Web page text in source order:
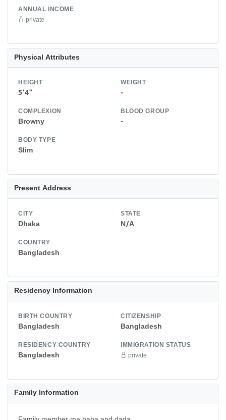
ANNUAL INCOME
private
Physical Attributes
HEIGHT
5'4"
WEIGHT
-
COMPLEXION
Browny
BLOOD GROUP
-
BODY TYPE
Slim
Present Address
CITY
Dhaka
STATE
N/A
COUNTRY
Bangladesh
Residency Information
BIRTH COUNTRY
Bangladesh
CITIZENSHIP
Bangladesh
RESIDENCY COUNTRY
Bangladesh
IMMIGRATION STATUS
private
Family Information